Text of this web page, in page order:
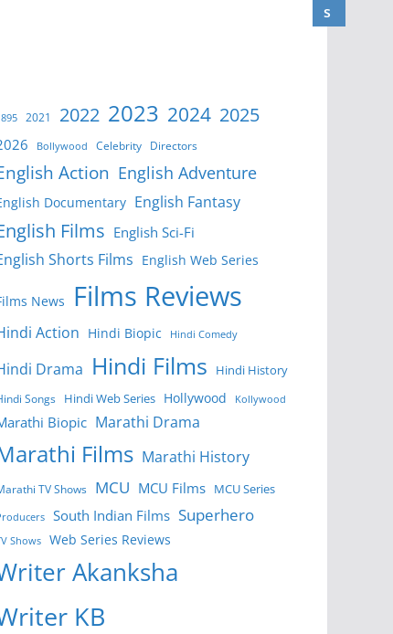
s
2021 2022 2023 2024 2025
Bollywood Celebrity Directors
Action English Adventure
Documentary English Fantasy
Films English Sci-Fi
Shorts Films English Web Series
News Films Reviews
Action Hindi Biopic Hindi Comedy
Drama Hindi Films Hindi History
Songs Hindi Web Series Hollywood Kollywood
Biopic Marathi Drama
Films Marathi History
TV Shows MCU MCU Films MCU Series
South Indian Films Superhero
Shows Web Series Reviews
Akanksha
KB